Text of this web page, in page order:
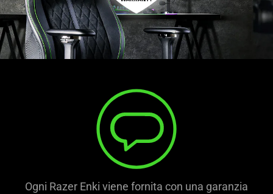
Ogni Razer Enki viene fornita con una garanzia